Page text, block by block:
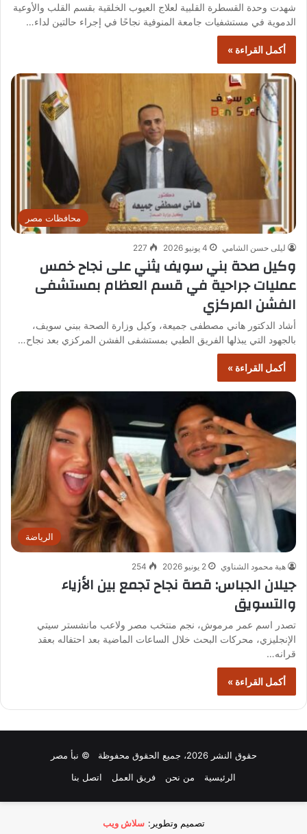
شهدت وحدة القسطرة القلبية لعلاج العيوب الخلقية بقسم القلب والأوعية
الدموية في مستشفيات جامعة المنوفية نجاحًا في إجراء حالتين لداء…
أكمل القراءة »
محافظات مصر
ليلى حسن الشامي 4 يونيو 2026 227
وكيل صحة بني سويف يثني على نجاح خمس
عمليات جراحية في قسم العظام بمستشفى
الفشن المركزي
أشاد الدكتور هاني مصطفى جميعة، وكيل وزارة الصحة ببني سويف،
بالجهود التي يبذلها الفريق الطبي بمستشفى الفشن المركزي بعد نجاح…
أكمل القراءة »
الرياضة
هبة محمود الشناوي 2 يونيو 2026 254
جيلان الجباس: قصة نجاح تجمع بين الأزياء
والتسويق
تصدر اسم عمر مرموش، نجم منتخب مصر ولاعب مانشستر سيتي
الإنجليزي، محركات البحث خلال الساعات الماضية بعد احتفاله بعقد
قرانه…
أكمل القراءة »
حقوق النشر 2026، جميع الحقوق محفوظة © نبأ مصر
الرئيسية
من نحن فريق العمل اتصل بنا
تصميم وتطوير: سلاش ويب